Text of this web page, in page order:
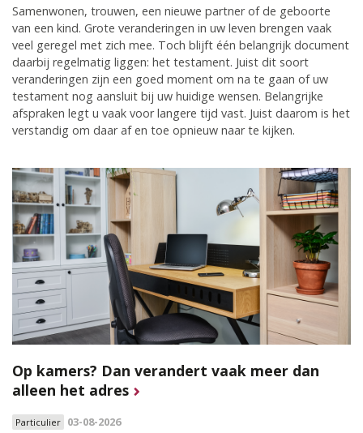
Samenwonen, trouwen, een nieuwe partner of de geboorte
van een kind. Grote veranderingen in uw leven brengen vaak
veel geregel met zich mee. Toch blijft één belangrijk document
daarbij regelmatig liggen: het testament. Juist dit soort
veranderingen zijn een goed moment om na te gaan of uw
testament nog aansluit bij uw huidige wensen. Belangrijke
afspraken legt u vaak voor langere tijd vast. Juist daarom is het
verstandig om daar af en toe opnieuw naar te kijken.
Op kamers? Dan verandert vaak meer dan
alleen het adres
Particulier 03-08-2026